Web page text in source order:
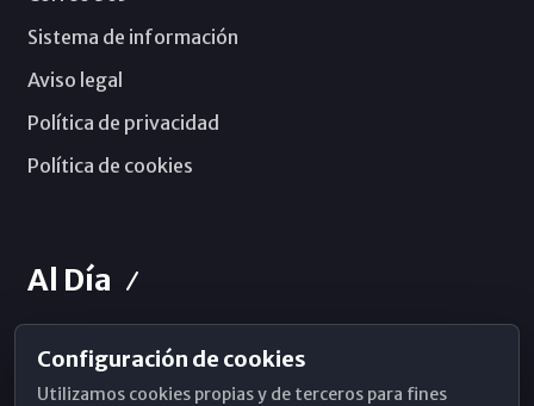
Sistema de información
Aviso legal
Política de privacidad
Política de cookies
Al Día
Horarios de Misa
Configuración de cookies
Utilizamos cookies propias y de terceros para fines